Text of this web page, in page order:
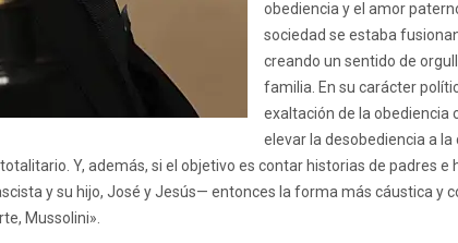
obediencia y el amor
sociedad se estaba
creando un sentido de
familia. En su carácter
exaltación de la obediencia
elevar la desobediencia a
Y, además, si el objetivo es contar historias de padres e
y su hijo, José y Jesús— entonces la forma más cáustica y
Mussolini».